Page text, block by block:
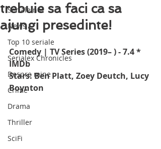
Seriale noi
News
Top 10 seriale
Serialex Chronicles
Despre mine
Crime
Drama
Thriller
SciFi
trebuie sa faci ca sa
ajungi presedinte!
Comedy | TV Series (2019– ) - 7.4 *
IMDb
Stars: Ben Platt, Zoey Deutch, Lucy
Boynton